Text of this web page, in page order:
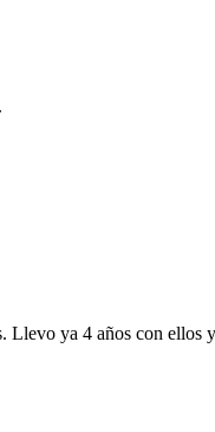
ya 4 años con ellos